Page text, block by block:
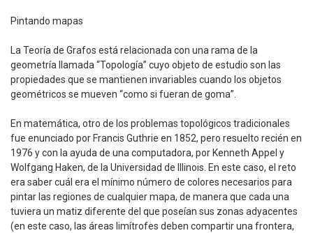
Pintando mapas
La Teoría de Grafos está relacionada con una rama de la
geometría llamada “Topología” cuyo objeto de estudio son las
propiedades que se mantienen invariables cuando los objetos
geométricos se mueven “como si fueran de goma”.
En matemática, otro de los problemas topológicos tradicionales
fue enunciado por Francis Guthrie en 1852, pero resuelto recién en
1976 y con la ayuda de una computadora, por Kenneth Appel y
Wolfgang Haken, de la Universidad de Illinois. En este caso, el reto
era saber cuál era el mínimo número de colores necesarios para
pintar las regiones de cualquier mapa, de manera que cada una
tuviera un matiz diferente del que poseían sus zonas adyacentes
(en este caso, las áreas limítrofes deben compartir una frontera,